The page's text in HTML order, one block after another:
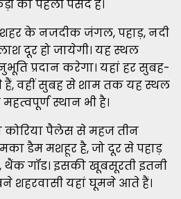
की पहली पसंद है।
के नजदीक जंगल, पहाड़, नदी
दूर हो जायेगी। यह स्थल
प्रदान करेगा। यहां हर सुबह-
वहीं सुबह से शाम तक यह स्थल
स्थान भी है।
पैलेस से महज तीन
डैम मशहूर है, जो दूर से पहाड़
गॉड। इसकी खूबसूरती इतनी
शहरवासी यहां घूमने आते हैं।